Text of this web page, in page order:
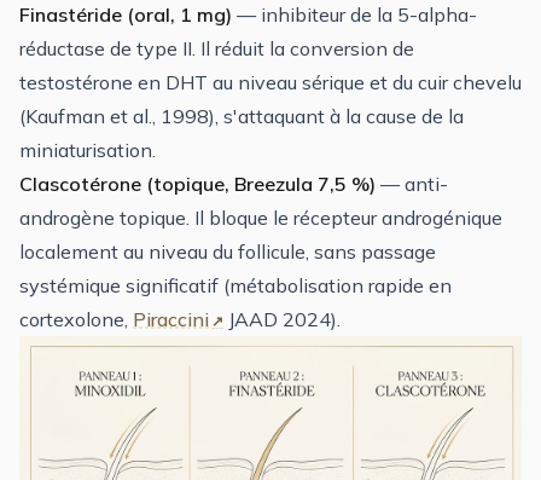
Finastéride (oral, 1 mg) — inhibiteur de la 5-alpha-
réductase de type II. Il réduit la conversion de
testostérone en DHT au niveau sérique et du cuir chevelu
(Kaufman et al., 1998), s'attaquant à la cause de la
miniaturisation.
Clascotérone (topique, Breezula 7,5 %) — anti-
androgène topique. Il bloque le récepteur androgénique
localement au niveau du follicule, sans passage
systémique significatif (métabolisation rapide en
cortexolone, Piraccini JAAD 2024).